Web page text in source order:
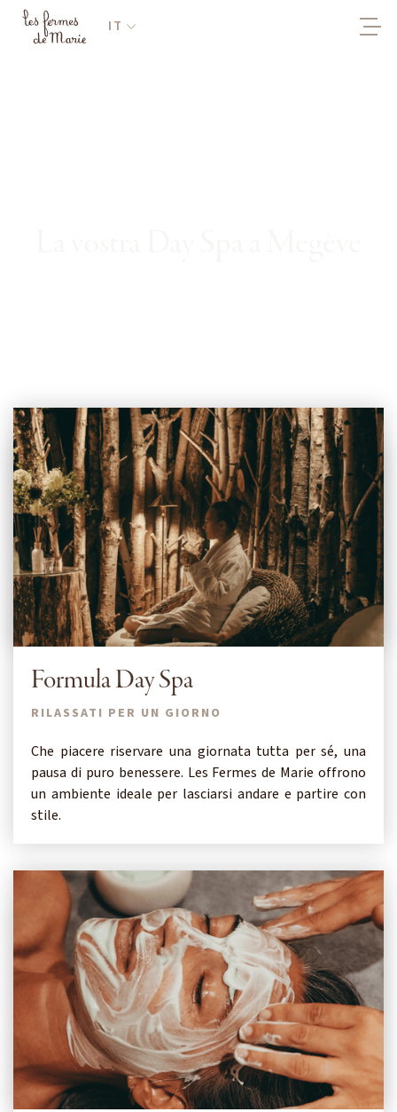
IT
Formula Day Spa
RILASSATI PER UN GIORNO
Che piacere riservare una giornata tutta per sé, una
pausa di puro benessere. Les Fermes de Marie offrono
un ambiente ideale per lasciarsi andare e partire con
stile.